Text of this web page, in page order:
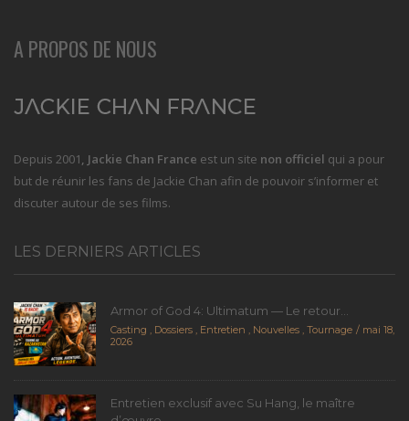
A PROPOS DE NOUS
Depuis 2001, Jackie Chan France est un site non officiel qui a pour
but de réunir les fans de Jackie Chan afin de pouvoir s’informer et
discuter autour de ses films.
LES DERNIERS ARTICLES
Armor of God 4: Ultimatum — Le retour...
Casting , Dossiers , Entretien , Nouvelles , Tournage
mai 18,
2026
Entretien exclusif avec Su Hang, le maître